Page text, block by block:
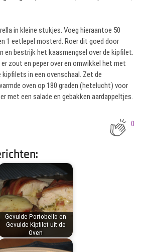
in kleine stukjes. Voeg hieraantoe 50
1 eetlepel mosterd. Roer dit goed door
en bestrijk het kaasmengsel over de kipfilet.
zout en peper over en omwikkel het met
in een ovenschaal. Zet de
oven op 180 graden (hetelucht) voor
met een salade en gebakken aardappeltjes.
0
Gevulde Portobello en
Gevulde Kipfilet uit de
Oven